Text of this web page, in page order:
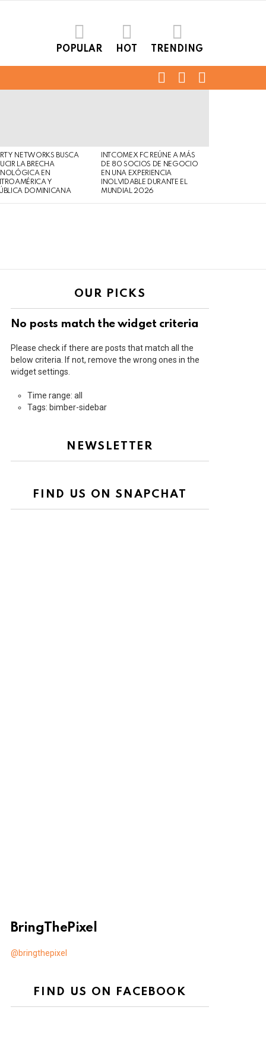
POPULAR HOT TRENDING
FOLLOWSEARCH
NETWORKS BUSCA
LA BRECHA
EN
Y
DOMINICANA
INTCOMEX FC REÚNE A MÁS
DE 80 SOCIOS DE NEGOCIO
EN UNA EXPERIENCIA
INOLVIDABLE DURANTE EL
MUNDIAL 2026
OUR PICKS
No posts match the widget criteria
Please check if there are posts that match all the
below criteria. If not, remove the wrong ones in the
widget settings.
Time range: all
Tags: bimber-sidebar
NEWSLETTER
FIND US ON SNAPCHAT
BringThePixel
@bringthepixel
FIND US ON FACEBOOK